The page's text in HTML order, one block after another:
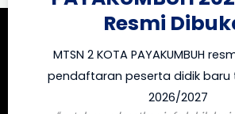
Resmi
MTSN 2 KOTA PAYAKUMBUH
pendaftaran peserta didik baru
2026/2027